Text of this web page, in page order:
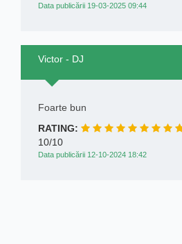
Data publicării 19-03-2025 09:44
Victor - DJ
Foarte bun
RATING:
10/10
Data publicării 12-10-2024 18:42